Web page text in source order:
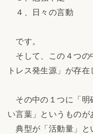
４、日々の言動
です。
そして、この４つの
トレス発生源」が存在
その中の１つに「明
い言葉」というものが
典型が「活動量」と